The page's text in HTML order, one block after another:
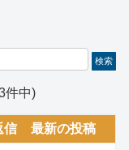
件中)
信 最新の投稿